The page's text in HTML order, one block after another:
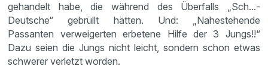
gehandelt habe, die während des Überfalls „Sch...-
Deutsche“ gebrüllt hätten. Und: „Nahestehende
Passanten verweigerten erbetene Hilfe der 3 Jungs!!“
Dazu seien die Jungs nicht leicht, sondern schon etwas
schwerer verletzt worden.